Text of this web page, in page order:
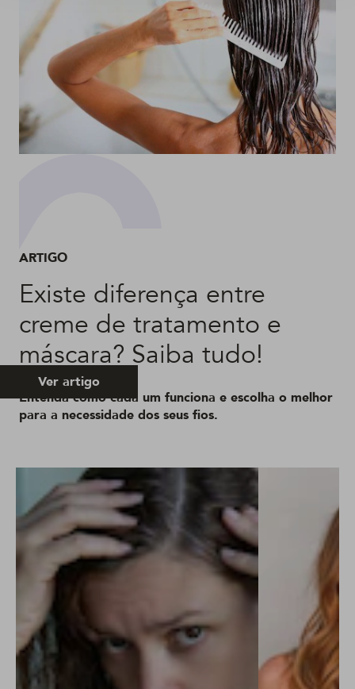
ARTIGO
Existe diferença entre
creme de tratamento e
máscara? Saiba tudo!
Entenda como cada um funciona e escolha o melhor
para a necessidade dos seus fios.
Ver artigo